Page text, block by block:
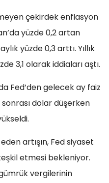
çekirdek enflasyon
yüzde 0,2 artan
yüzde 0,3 arttı. Yıllık
3,1 olarak iddiaları aştı.
Fed’den gelecek ay faiz
dolar düşerken
artışın, Fed siyaset
etmesi bekleniyor.
vergilerinin